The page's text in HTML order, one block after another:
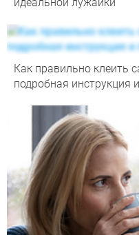
Как правильно клеить
подробная инструкция